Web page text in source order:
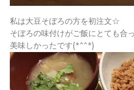
私は大豆そぼろの方を初注文☆
そぼろの味付けがご飯にとても合
美味しかったです(*^^*)